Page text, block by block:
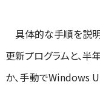
具体的な手順を説
更新プログラムと、半
か、手動でWindows